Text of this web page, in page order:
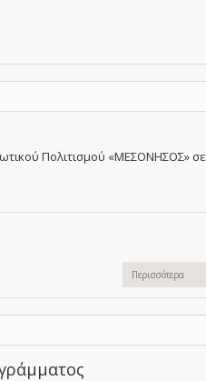
Πολιτισμού «ΜΕΣΟΝΗΣΟΣ» σε
Περισσότερα